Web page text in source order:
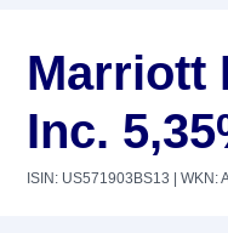
Marriott
Inc.
ISIN: US571903BS13 | WKN: